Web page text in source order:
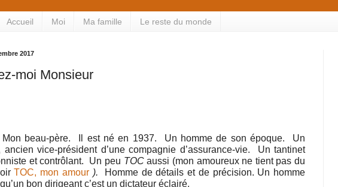
Accueil Moi Ma famille Le reste du monde
2017
moi Monsieur
Mon beau-père. Il est né en 1937. Un homme de son époque.
Un
ancien vice-président d’une compagnie d’assurance-vie.
Un tantinet
et contrôlant.
Un peu TOCaussi (mon amoureux ne tient pas du
TOC, mon amour ).
Homme de détails et de précision. Un homme
bon dirigeant c’est un dictateur éclairé.